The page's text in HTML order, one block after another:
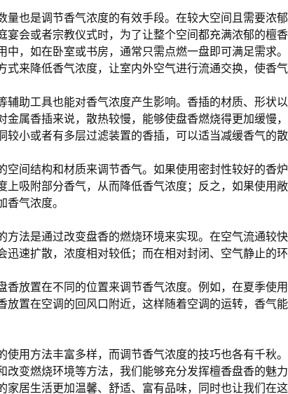
量也是调节香气浓度的有效手段。在较大空间且需要浓
宴会或者宗教仪式时，为了让整个空间都充满浓郁的檀
中，如在卧室或书房，通常只需点燃一盘即可满足需求
式来降低香气浓度，让室内外空气进行流通交换，使香气
辅助工具也能对香气浓度产生影响。香插的材质、形状
金属香插来说，散热较慢，能够使盘香燃烧得更加缓慢
较小或者有多层过滤装置的香插，可以适当减缓香气的
空间结构和材质来调节香气。如果使用密封性较好的香
上吸附部分香气，从而降低香气浓度；反之，如果使用
气浓度。
方法是通过改变盘香的燃烧环境来实现。在空气流通较
迅速扩散，浓度相对较低；而在相对封闭、空气静止的
香放置在不同的位置来调节香气浓度。例如，在夏季使
放置在空调的回风口附近，这样随着空调的运转，香气
使用方法丰富多样，而调节香气浓度的技巧也各有千秋
改变燃烧环境等方法，我们能够充分发挥檀香盘香的魅
家居生活更加温馨、舒适、富有品味，同时也让我们在